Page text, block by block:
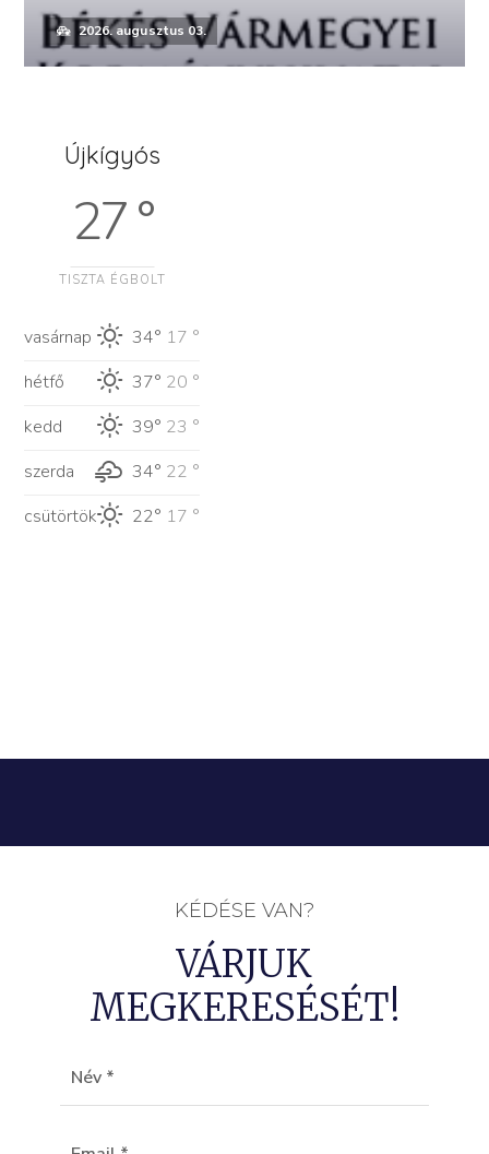
2026. augusztus 03.
Újkígyós
27 °
TISZTA ÉGBOLT
vasárnap 34° 17 °
hétfő
37° 20 °
kedd
39° 23 °
szerda
34° 22 °
csütörtök
22° 17 °
KÉDÉSE VAN?
VÁRJUK
MEGKERESÉSÉT!